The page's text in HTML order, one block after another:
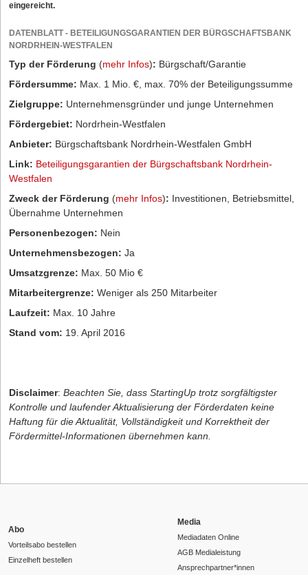
eingereicht.
DATENBLATT - BETEILIGUNGSGARANTIEN DER BÜRGSCHAFTSBANK
NORDRHEIN-WESTFALEN
Typ der Förderung (mehr Infos): Bürgschaft/Garantie
Fördersumme: Max. 1 Mio. €, max. 70% der Beteiligungssumme
Zielgruppe: Unternehmensgründer und junge Unternehmen
Fördergebiet: Nordrhein-Westfalen
Anbieter: Bürgschaftsbank Nordrhein-Westfalen GmbH
Link: Beteiligungsgarantien der Bürgschaftsbank Nordrhein-
Westfalen
Zweck der Förderung (mehr Infos): Investitionen, Betriebsmittel,
Übernahme Unternehmen
Personenbezogen: Nein
Unternehmensbezogen: Ja
Umsatzgrenze: Max. 50 Mio €
Mitarbeitergrenze: Weniger als 250 Mitarbeiter
Laufzeit: Max. 10 Jahre
Stand vom: 19. April 2016
Disclaimer: Beachten Sie, dass StartingUp trotz sorgfältigster
Kontrolle und laufender Aktualisierung der Förderdaten keine
Haftung für die Aktualität, Vollständigkeit und Korrektheit der
Fördermittel-Informationen übernehmen kann.
Abo
Vorteilsabo bestellen
Einzelheft bestellen
Media
Mediadaten Online
AGB Medialeistung
Ansprechpartner*innen